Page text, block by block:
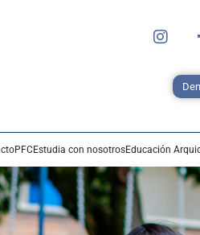
PFCEstudia con nosotrosEducación